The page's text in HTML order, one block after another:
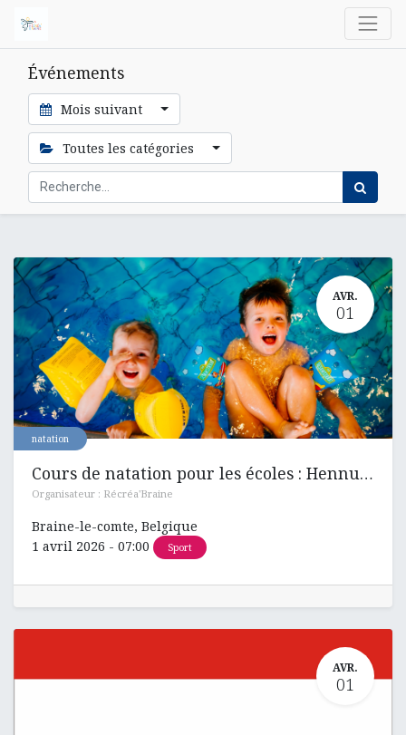
Événements
Mois suivant
Toutes les catégories
AVR.
01
natation
Cours de natation pour les écoles : Hennuyères , Ronquières et Henripont
Organisateur : Récréa'Braine
Braine-le-comte, Belgique
1 avril 2026 - 07:00 Sport
AVR.
01